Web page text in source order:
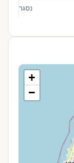
נסגר
+
−